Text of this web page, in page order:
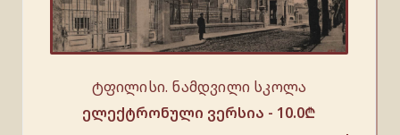
ტფილისი. ნამდვილი სკოლა
ელექტრონული ვერსია - 10.0₾